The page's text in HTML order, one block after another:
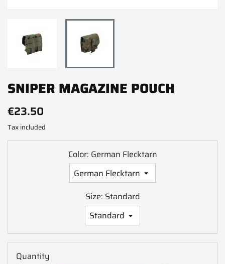
SNIPER MAGAZINE POUCH
€23.50
Tax included
Color: German Flecktarn
Size: Standard
Quantity